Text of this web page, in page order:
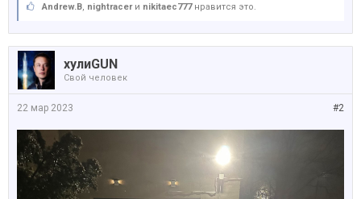
Andrew.B nightracerи nikitaec777нравится это.
хулиGUN
Свой человек
#2
22 мар 2023